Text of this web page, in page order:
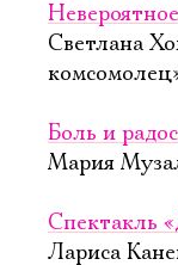
Светлана
Боль и
Мария
Спектакль
Лариса